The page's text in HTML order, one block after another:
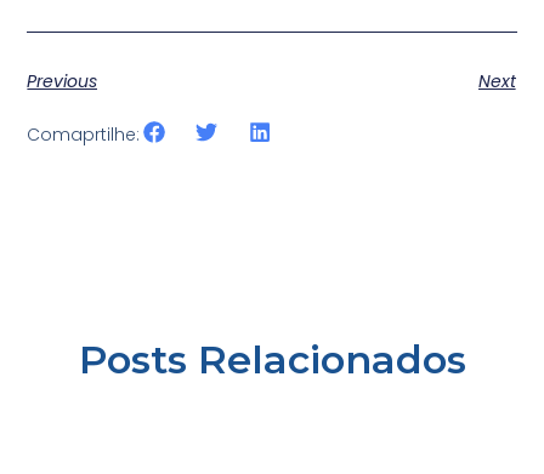
Previous Next
Comaprtilhe:
Posts Relacionados